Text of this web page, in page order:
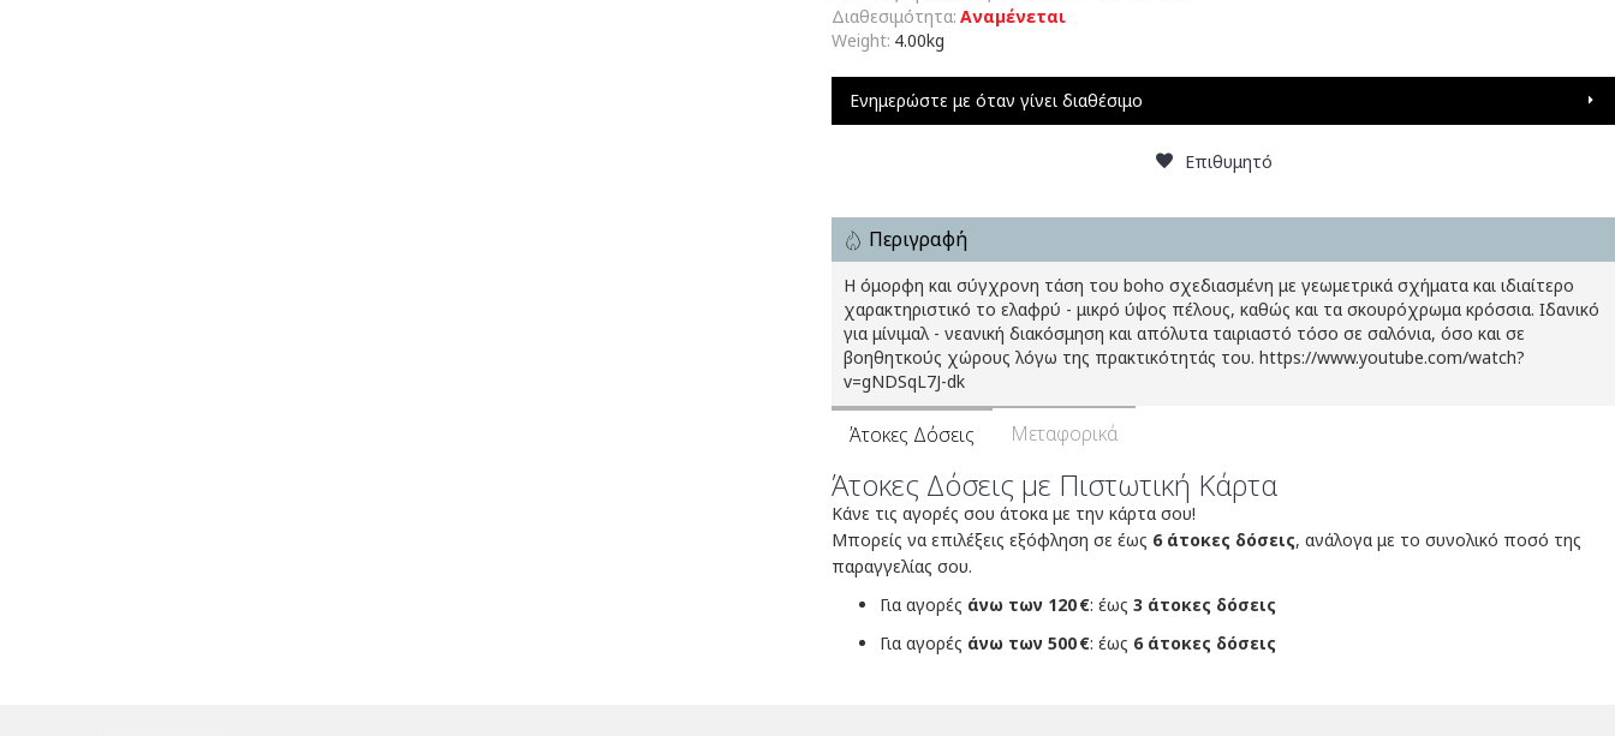
Διαθεσιμότητα: Αναμένεται
Weight: 4.00kg
Ενημερώστε με όταν γίνει διαθέσιμο
Επιθυμητό
Περιγραφή
Η όμορφη και σύγχρονη τάση του boho σχεδιασμένη με γεωμετρικά σχήματα και ιδιαίτερο
χαρακτηριστικό το ελαφρύ - μικρό ύψος πέλους, καθώς και τα σκουρόχρωμα κρόσσια. Ιδανικό
για μίνιμαλ - νεανική διακόσμηση και απόλυτα ταιριαστό τόσο σε σαλόνια, όσο και σε
βοηθητκούς χώρους λόγω της πρακτικότητάς του. https://www.youtube.com/watch?
v=gNDSqL7J-dk
Άτοκες Δόσεις Μεταφορικά
Άτοκες Δόσεις με Πιστωτική Κάρτα
Κάνε τις αγορές σου άτοκα με την κάρτα σου!
Μπορείς να επιλέξεις εξόφληση σε έως 6 άτοκες δόσεις, ανάλογα με το συνολικό ποσό της
παραγγελίας σου.
Για αγορές άνω των 120 €: έως 3 άτοκες δόσεις
Για αγορές άνω των 500 €: έως 6 άτοκες δόσεις